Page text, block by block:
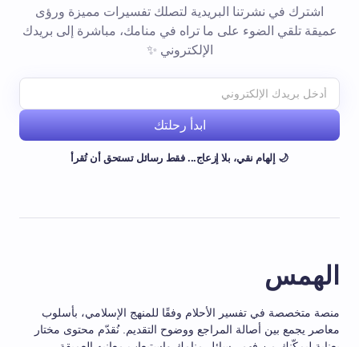
اشترك في نشرتنا البريدية لتصلك تفسيرات مميزة ورؤى
عميقة تلقي الضوء على ما تراه في منامك، مباشرة إلى بريدك
الإلكتروني ✨
ابدأ رحلتك
🌙 إلهام نقي، بلا إزعاج... فقط رسائل تستحق أن تُقرأ
الهمس
منصة متخصصة في تفسير الأحلام وفقًا للمنهج الإسلامي، بأسلوب
معاصر يجمع بين أصالة المراجع ووضوح التقديم. نُقدّم محتوى مختار